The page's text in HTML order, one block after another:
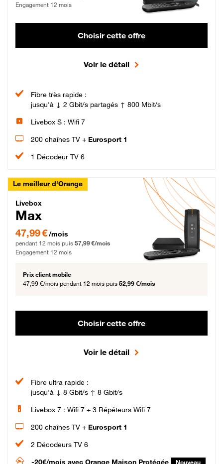
Engagement 12 mois
Choisir cette offre
Voir le détail
Fibre très rapide :
jusqu'à ↓ 2 Gbit/s partagés ↑ 800 Mbit/s
Livebox S : Wifi 7
200 chaînes TV + Eurosport 1
1 Décodeur TV 6
Le meilleur d'Orange
Livebox Max Fibre
Livebox
Max
47,99 € par mois pendant 12 mois puis 57,99 € par mois, Engagement 12 mois
47,99 €/mois
pendant 12 mois puis 57,99 €/mois
Engagement 12 mois
Prix client mobile
47,99 €/mois pendant 12 mois puis 52,99 €/mois
Choisir cette offre
Voir le détail
Fibre ultra rapide :
jusqu'à ↓ 8 Gbit/s ↑ 8 Gbit/s
Livebox 7 : Wifi 7 + 3 Répéteurs Wifi 7
200 chaînes TV + Eurosport 1
2 Décodeurs TV 6
-20€/mois avec Orange Maison Protégée Nouveau